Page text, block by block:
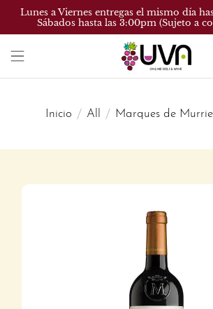
Lunes a Viernes entregas el mismo día
Sábados hasta las 3:00pm (Sujeto a
Inicio All Marques de